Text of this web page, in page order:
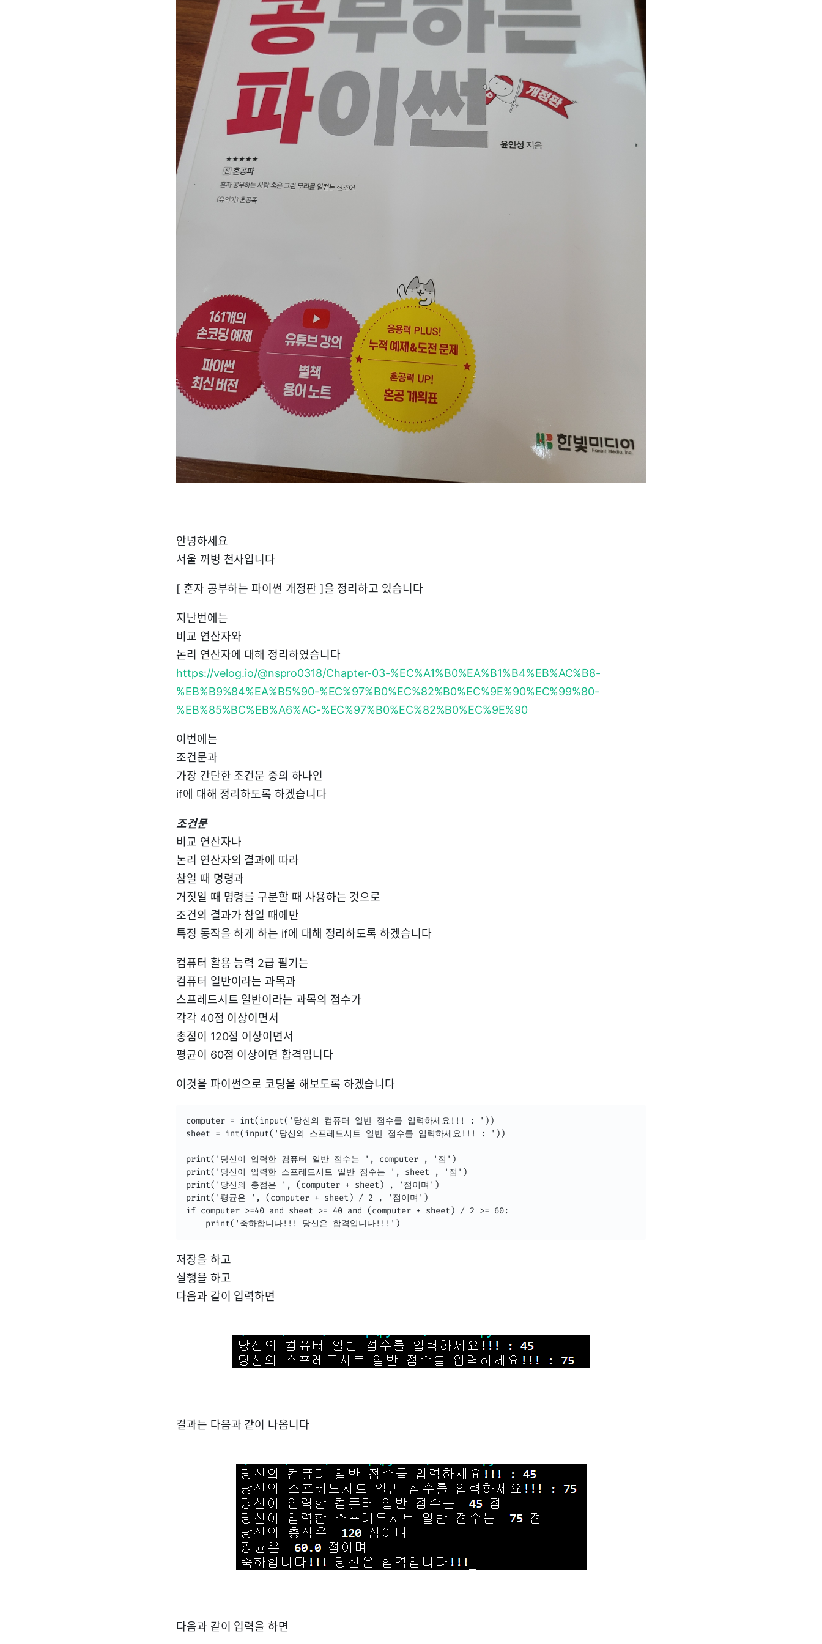
안녕하세요
서울 꺼벙 천사입니다
[ 혼자 공부하는 파이썬 개정판 ]을 정리하고 있습니다
지난번에는
비교 연산자와
논리 연산자에 대해 정리하였습니다
https://velog.io/@nspro0318/Chapter-03-%EC%A1%B0%EA%B1%B4%EB%AC%B8-
%EB%B9%84%EA%B5%90-%EC%97%B0%EC%82%B0%EC%9E%90%EC%99%80-
%EB%85%BC%EB%A6%AC-%EC%97%B0%EC%82%B0%EC%9E%90
이번에는
조건문과
가장 간단한 조건문 중의 하나인
if에 대해 정리하도록 하겠습니다
조건문
비교 연산자나
논리 연산자의 결과에 따라
참일 때 명령과
거짓일 때 명령를 구분할 때 사용하는 것으로
조건의 결과가 참일 때에만
특정 동작을 하게 하는 if에 대해 정리하도록 하겠습니다
컴퓨터 활용 능력 2급 필기는
컴퓨터 일반이라는 과목과
스프레드시트 일반이라는 과목의 점수가
각각 40점 이상이면서
총점이 120점 이상이면서
평균이 60점 이상이면 합격입니다
이것을 파이썬으로 코딩을 해보도록 하겠습니다
computer = int(input('당신의 컴퓨터 일반 점수를 입력하세요!!! : '))
sheet = int(input('당신의 스프레드시트 일반 점수를 입력하세요!!! : '))
print('당신이 입력한 컴퓨터 일반 점수는 ', computer , '점')
print('당신이 입력한 스프레드시트 일반 점수는 ', sheet , '점')
print('당신의 총점은 ', (computer + sheet) , '점이며')
print('평균은 ', (computer + sheet) / 2 , '점이며')
if computer >=40 and sheet >= 40 and (computer + sheet) / 2 >= 60:
    print('축하합니다!!! 당신은 합격입니다!!!')
저장을 하고
실행을 하고
다음과 같이 입력하면
결과는 다음과 같이 나옵니다
다음과 같이 입력을 하면